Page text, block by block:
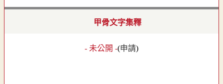
甲骨文字集釋
- 未公開 -(申請)